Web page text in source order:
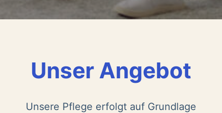
Unser Angebot
Unsere Pflege erfolgt auf Grundlage